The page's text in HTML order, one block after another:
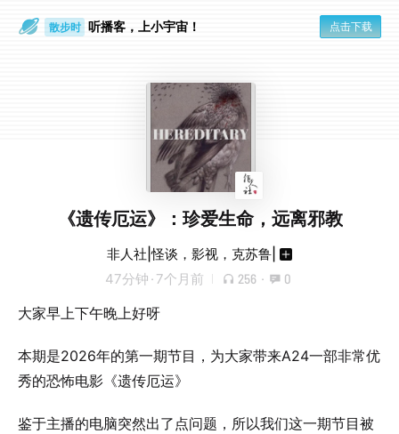
散步时 听播客，上小宇宙！ 点击下载
《遗传厄运》：珍爱生命，远离邪教
非人社|怪谈，影视，克苏鲁|
47分钟 · 7个月前 256 · 0
大家早上下午晚上好呀
本期是2026年的第一期节目，为大家带来A24一部非常优
秀的恐怖电影《遗传厄运》
鉴于主播的电脑突然出了点问题，所以我们这一期节目被